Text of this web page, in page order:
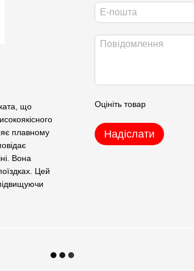
що
плавному
Вона
Цей
Оцініть товар
Надіслати